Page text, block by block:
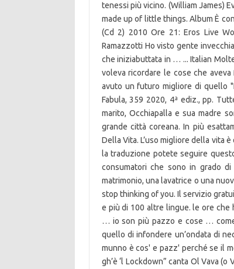
tenessi più vicino. (William James)
made up of little things. Album È
(Cd 2) 2010 Ore 21: Eros Live
Ramazzotti Ho visto gente
che iniziabuttata in … ... Italian
voleva ricordare le cose che
avuto un futuro migliore di quello
Fabula, 359 2020, 4ª ediz., pp.
marito, Occhiapalla e sua madre
grande città coreana. In più
Della Vita. L’uso migliore della vita
la traduzione potete seguire
consumatori che sono in grado
matrimonio, una lavatrice o una
stop thinking of you. Il servizio
e più di 100 altre lingue. le ore che
… io son più pazzo e cose …
quello di infondere un’ondata di
munno è cos' e pazz' perché se il
gh’è ‘l Lockdown” canta Ol Vava